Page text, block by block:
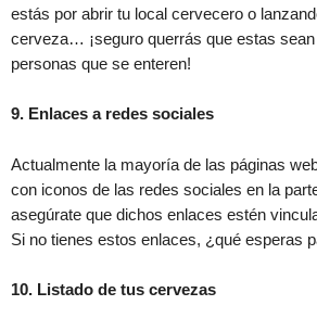
estás por abrir tu local cervecero o
cerveza… ¡seguro querrás que estas
personas que se enteren!
9. Enlaces a redes sociales
Actualmente la mayoría de las páginas
con iconos de las redes sociales en la
asegúrate que dichos enlaces estén
Si no tienes estos enlaces, ¿qué esperas
10. Listado de tus cervezas